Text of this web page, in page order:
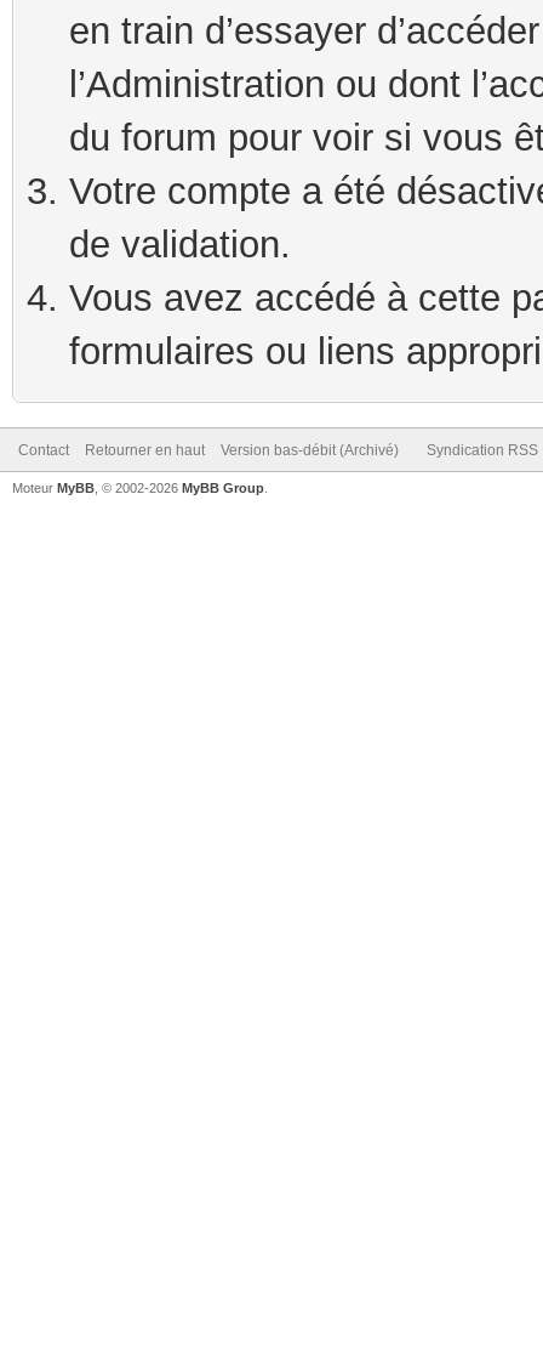
en train d’essayer
l’Administration ou dont
du forum pour voir si vous
Votre compte a été
de validation.
Vous avez accédé à cette
formulaires ou liens
Contact Retourner en haut Version bas-débit (Archivé) Syndication RSS
Moteur MyBB , © 2002-2026 MyBB Group